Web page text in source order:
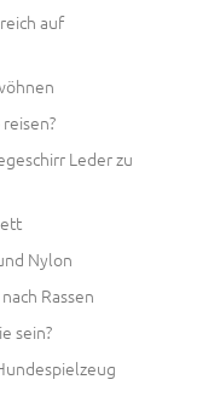
auf
Leder zu
Nylon
Rassen
sein?